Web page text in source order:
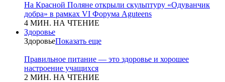
На Красной Поляне открыли скульптуру «Одуванчик
добра» в рамках VI Форума Aguteens
4 МИН. НА ЧТЕНИЕ
Здоровье
ЗдоровьеПоказать еще
Правильное питание — это здоровье и хорошее
настроение учащихся
2 МИН. НА ЧТЕНИЕ